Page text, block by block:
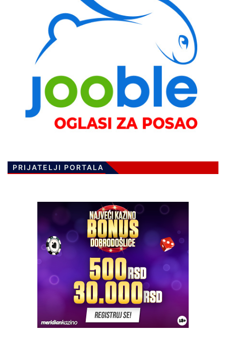
PRIJATELJI PORTALA